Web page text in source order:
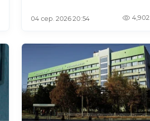
04 сер. 2026 20:54 4,902